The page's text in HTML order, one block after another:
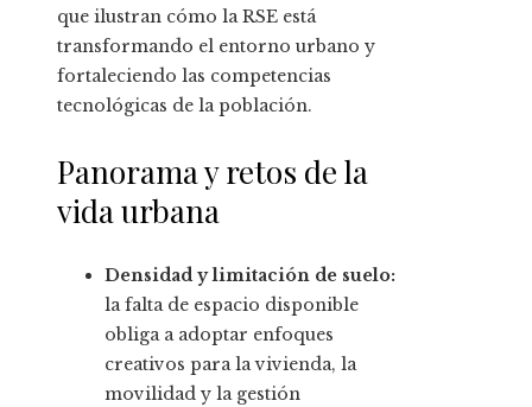
que ilustran cómo la RSE está
transformando el entorno urbano y
fortaleciendo las competencias
tecnológicas de la población.
Panorama y retos de la
vida urbana
Densidad y limitación de suelo:
la falta de espacio disponible
obliga a adoptar enfoques
creativos para la vivienda, la
movilidad y la gestión